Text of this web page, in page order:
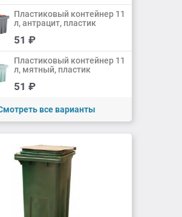
Пластиковый контейнер 11
л, антрацит, пластик
51 ₽
Пластиковый контейнер 11
л, мятный, пластик
51 ₽
все варианты